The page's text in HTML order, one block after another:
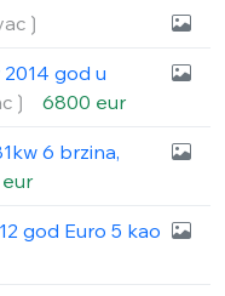
god u
6800 eur
6 brzina,
god Euro 5 kao